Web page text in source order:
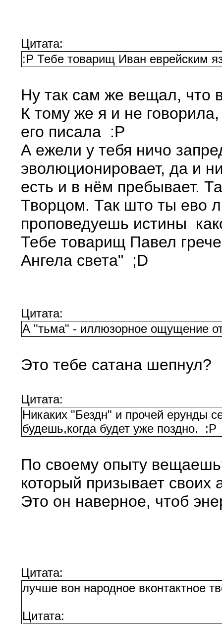
Цитата:
:P Тебе товарищ Иван еврейским
Ну так сам же вещал, что
К тому же я и не
его писала :P
А ежели у тебя ничо
эволюционировает, да и
есть и в нём пребывает.
Творцом. Так што ты ево
проповедуешь истины
Тебе товарищ Павел
Ангела света" ;D
Цитата:
А "тьма" - иллюзорное ощущение
Это тебе сатана шепнул?
Цитата:
Никаких "Бездн" и прочей ерунды
будешь,когда будет уже поздно. :P
По своему опыту
который призывает своих
Это он наверное, чтоб
Цитата:
лучше вон народное вконтактное
Цитата: